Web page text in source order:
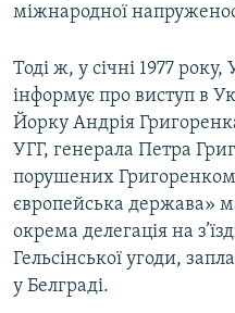
міжнародної
Тоді ж, у січні 1977
інформує про виступ в
Йорку Андрія
УГГ, генерала Петра
порушених
європейська держава»
окрема делегація на
Гельсінської угоди,
у Белграді.